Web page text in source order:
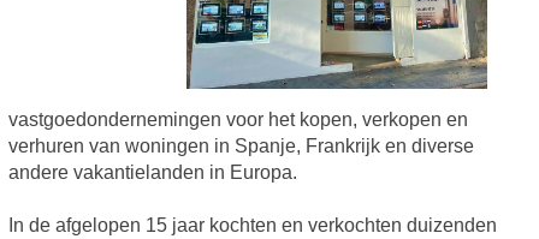
vastgoedondernemingen voor het kopen, verkopen en
verhuren van woningen in Spanje, Frankrijk en diverse
andere vakantielanden in Europa.
In de afgelopen 15 jaar kochten en verkochten duizenden